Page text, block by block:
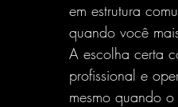
em estrutura
quando você
A escolha certa
profissional e
mesmo quando